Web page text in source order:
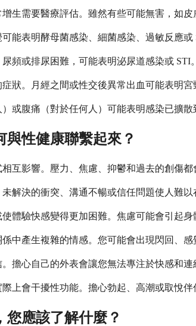
生需要醫療評估。雖然有些可能無害，如
能表明酵母菌感染、細菌感染、過敏反應
頻或排尿困難，可能表明泌尿道感染或
狀。月經之間或性交後異常出血可能表明
或腹痛（對於任何人）可能表明感染已擴
性健康聯繫起來？
互影響。壓力、焦慮、抑鬱和過去的創傷
解決的衝突、溝通不暢或信任問題使人難
體驗快感變得更加困難。焦慮可能會引起
中產生複雜的情感。您可能會出現閃回、
擔心自己的外表會讓您無法專注於快感和
上會干擾性功能。擔心勃起、高潮或取悅
您應該了解什麼？